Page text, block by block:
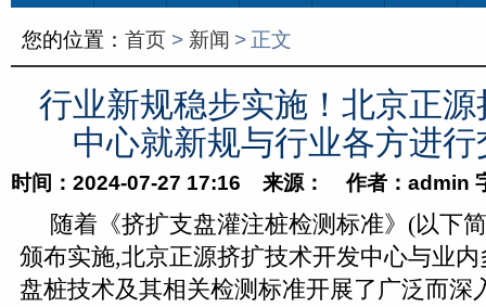
您的位置： 首页 > 新闻 > 正文
行业新规稳步实施！北京正
中心就新规与行业各方进
时间：2024-07-27 17:16 来源： 作者：admin
随着《挤扩支盘灌注桩检测标准》(以下
颁布实施,北京正源挤扩技术开发中心与业
盘桩技术及其相关检测标准开展了广泛而深